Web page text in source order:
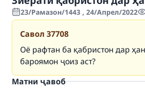
23/Рамазон/1443 , 24/Апрел/2022
Савол 37708
Оё рафтан ба қабристон дар
бароямон ҷоиз аст?
Матни ҷавоб